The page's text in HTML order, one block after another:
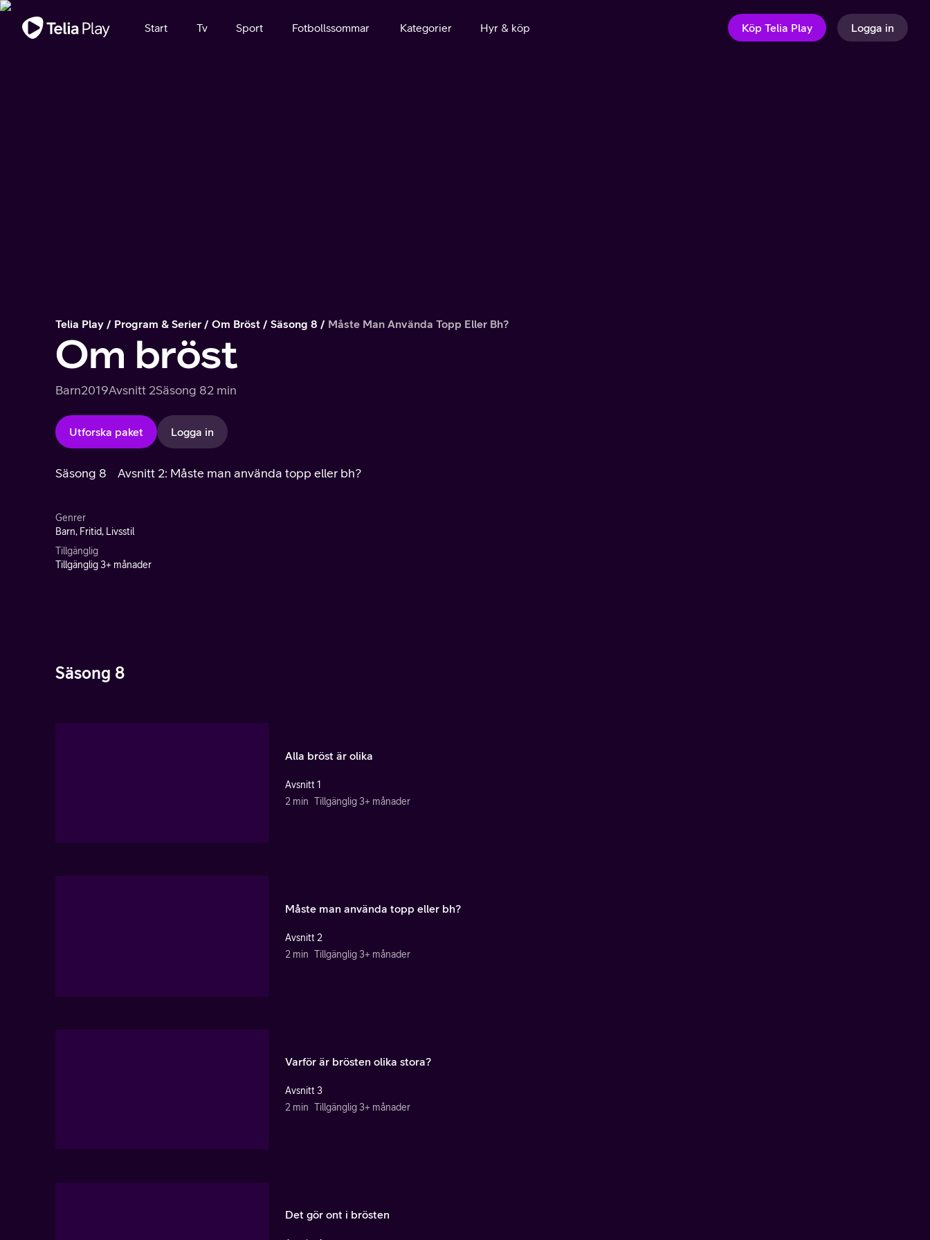
Viktigt meddelande
Start Tv Sport Fotbollssommar Kategorier Hyr & köp Köp Telia Play Logga in
Telia Play Program & Serier Om Bröst Säsong 8 Måste Man Använda Topp Eller Bh?
Om bröst
Barn2019Avsnitt 2Säsong 82 min
Utforska paket Logga in
Säsong 8 Avsnitt 2: Måste man använda topp eller bh?
Genrer
Barn, Fritid, Livsstil
Tillgänglig
Tillgänglig 3+ månader
Säsong 8
Alla bröst är olika
Avsnitt 1
2 min Tillgänglig 3+ månader
Måste man använda topp eller bh?
Avsnitt 2
2 min Tillgänglig 3+ månader
Varför är brösten olika stora?
Avsnitt 3
2 min Tillgänglig 3+ månader
Det gör ont i brösten